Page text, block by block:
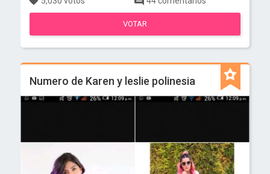
VOTAR
Numero de Karen y leslie polinesia